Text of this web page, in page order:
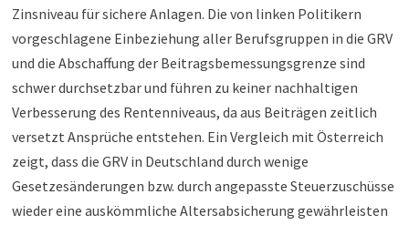
Zinsniveau für sichere Anlagen. Die von linken Politikern
vorgeschlagene Einbeziehung aller Berufsgruppen in die GRV
und die Abschaffung der Beitragsbemessungsgrenze sind
schwer durchsetzbar und führen zu keiner nachhaltigen
Verbesserung des Rentenniveaus, da aus Beiträgen zeitlich
versetzt Ansprüche entstehen. Ein Vergleich mit Österreich
zeigt, dass die GRV in Deutschland durch wenige
Gesetzesänderungen bzw. durch angepasste Steuerzuschüsse
wieder eine auskömmliche Altersabsicherung gewährleisten